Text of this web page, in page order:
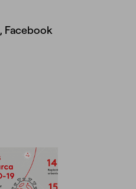
, Facebook